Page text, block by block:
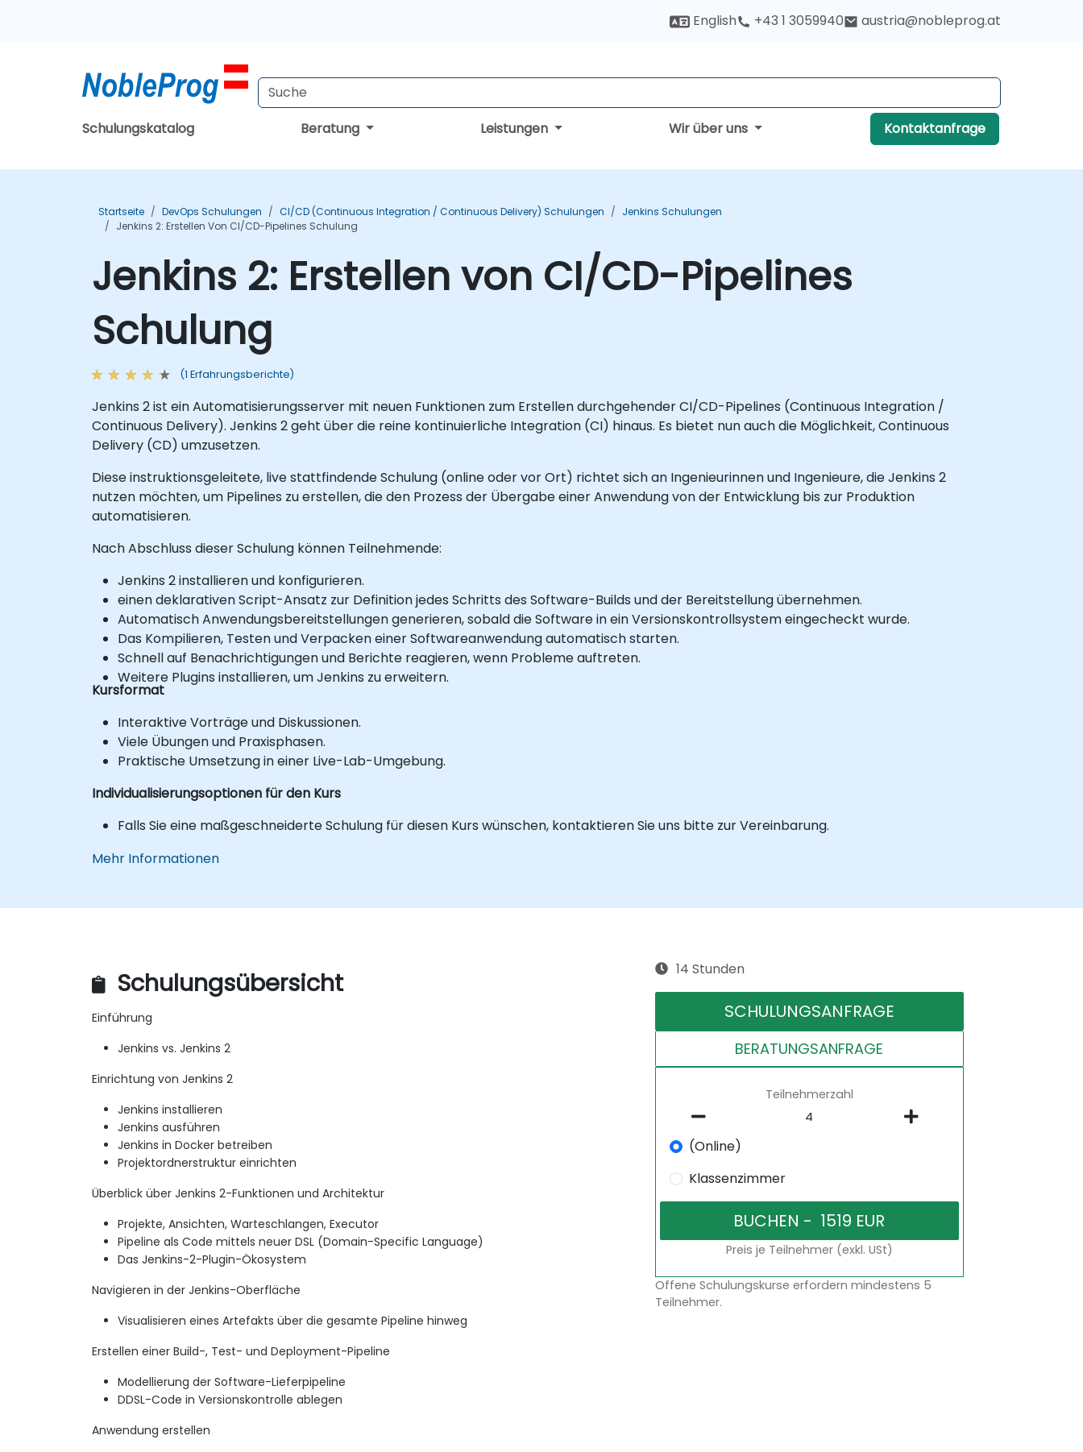
English +43 1 3059940 austria@nobleprog.at
Schulungskatalog Beratung Leistungen Wir über uns Kontaktanfrage
Startseite DevOps Schulungen CI/CD (Continuous Integration / Continuous Delivery) Schulungen
Jenkins Schulungen
Jenkins 2: Erstellen Von CI/CD-Pipelines Schulung
Jenkins 2: Erstellen von CI/CD-Pipelines
Schulung
(1 Erfahrungsberichte)
Jenkins 2 ist ein Automatisierungsserver mit neuen Funktionen zum Erstellen durchgehender CI/CD-Pipelines (Continuous Integration /
Continuous Delivery). Jenkins 2 geht über die reine kontinuierliche Integration (CI) hinaus. Es bietet nun auch die Möglichkeit, Continuous
Delivery (CD) umzusetzen.
Diese instruktionsgeleitete, live stattfindende Schulung (online oder vor Ort) richtet sich an Ingenieurinnen und Ingenieure, die Jenkins 2
nutzen möchten, um Pipelines zu erstellen, die den Prozess der Übergabe einer Anwendung von der Entwicklung bis zur Produktion
automatisieren.
Nach Abschluss dieser Schulung können Teilnehmende:
Jenkins 2 installieren und konfigurieren.
einen deklarativen Script-Ansatz zur Definition jedes Schritts des Software-Builds und der Bereitstellung übernehmen.
Automatisch Anwendungsbereitstellungen generieren, sobald die Software in ein Versionskontrollsystem eingecheckt wurde.
Das Kompilieren, Testen und Verpacken einer Softwareanwendung automatisch starten.
Schnell auf Benachrichtigungen und Berichte reagieren, wenn Probleme auftreten.
Weitere Plugins installieren, um Jenkins zu erweitern.
Kursformat
Interaktive Vorträge und Diskussionen.
Viele Übungen und Praxisphasen.
Praktische Umsetzung in einer Live-Lab-Umgebung.
Individualisierungsoptionen für den Kurs
Falls Sie eine maßgeschneiderte Schulung für diesen Kurs wünschen, kontaktieren Sie uns bitte zur Vereinbarung.
Mehr Informationen
Schulungsübersicht
Einführung
Jenkins vs. Jenkins 2
Einrichtung von Jenkins 2
Jenkins installieren
Jenkins ausführen
Jenkins in Docker betreiben
Projektordnerstruktur einrichten
Überblick über Jenkins 2-Funktionen und Architektur
Projekte, Ansichten, Warteschlangen, Executor
Pipeline als Code mittels neuer DSL (Domain-Specific Language)
Das Jenkins-2-Plugin-Ökosystem
Navigieren in der Jenkins-Oberfläche
Visualisieren eines Artefakts über die gesamte Pipeline hinweg
Erstellen einer Build-, Test- und Deployment-Pipeline
Modellierung der Software-Lieferpipeline
DDSL-Code in Versionskontrolle ablegen
Anwendung erstellen
14 Stunden
SCHULUNGSANFRAGE
BERATUNGSANFRAGE
Teilnehmerzahl
(Online)
Klassenzimmer
Preis je Teilnehmer (exkl. USt)
Offene Schulungskurse erfordern mindestens 5
Teilnehmer.